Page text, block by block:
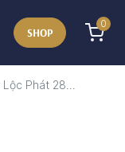
SHOP
0
Phát 28...